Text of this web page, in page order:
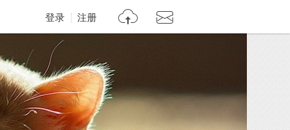
登录 注册